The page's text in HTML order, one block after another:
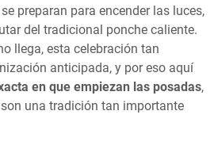
preparan para encender las luces,
del tradicional ponche caliente.
llega, esta celebración tan
anticipada, y por eso aquí
en que empiezan las posadas,
una tradición tan importante